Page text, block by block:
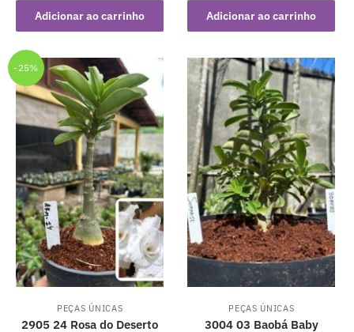
Adicionar ao carrinho Adicionar ao carrinho
-25%
PEÇAS ÚNICAS
2905 24 Rosa do Deserto
PEÇAS ÚNICAS
3004 03 Baobá Baby